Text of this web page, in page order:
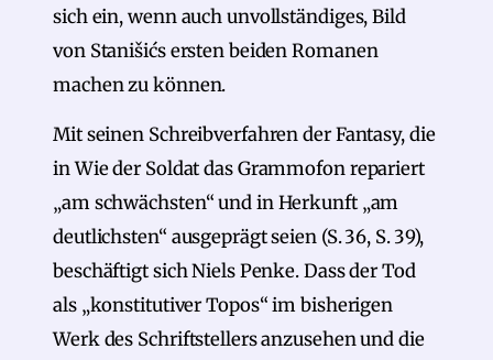
sich ein, wenn auch unvollständiges, Bild
von Stanišićs ersten beiden Romanen
machen zu können.
Mit seinen Schreibverfahren der Fantasy, die
in Wie der Soldat das Grammofon repariert
„am schwächsten“ und in Herkunft „am
deutlichsten“ ausgeprägt seien (S. 36, S. 39),
beschäftigt sich Niels Penke. Dass der Tod
als „konstitutiver Topos“ im bisherigen
Werk des Schriftstellers anzusehen und die